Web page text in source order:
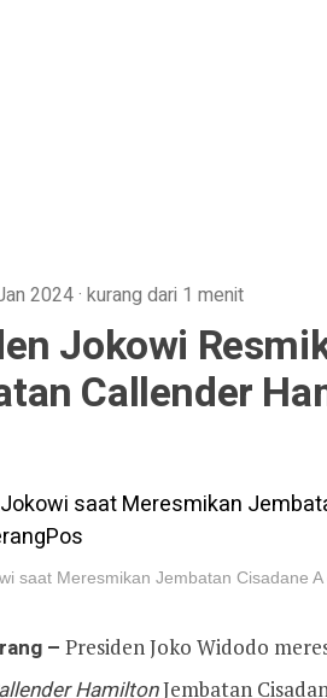
2024· kurang dari 1 menit
Jokowi
Callender
saat Meresmikan Jembatan Cisadane
– Presiden Joko Widodo
HamiltonJembatan